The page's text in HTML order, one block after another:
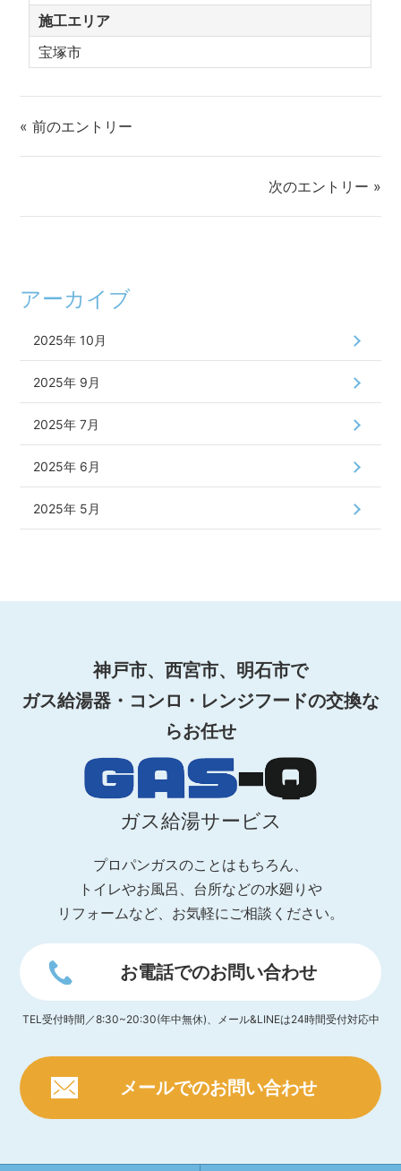
施工エリア
宝塚市
« 前のエントリー
次のエントリー »
アーカイブ
2025年 10月
2025年 9月
2025年 7月
2025年 6月
2025年 5月
神戸市、西宮市、明石市で
ガス給湯器・コンロ・レンジフードの交換な
らお任せ
ガス給湯サービス
プロパンガスのことはもちろん、
トイレやお風呂、台所などの水廻りや
リフォームなど、お気軽にご相談ください。
お電話でのお問い合わせ
TEL受付時間／8:30~20:30(年中無休)、メール&LINEは24時間受付対応中
メールでのお問い合わせ